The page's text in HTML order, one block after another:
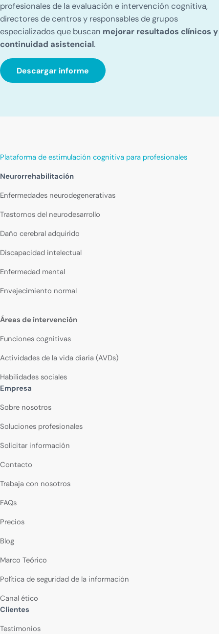
profesionales de la evaluación e intervención cognitiva,
directores de centros y responsables de grupos
especializados que buscan mejorar resultados clínicos y
continuidad asistencial.
Descargar informe
Plataforma de estimulación cognitiva para profesionales
Neurorrehabilitación
Enfermedades neurodegenerativas
Trastornos del neurodesarrollo
Daño cerebral adquirido
Discapacidad intelectual
Enfermedad mental
Envejecimiento normal
Áreas de intervención
Funciones cognitivas
Actividades de la vida diaria (AVDs)
Habilidades sociales
Empresa
Sobre nosotros
Soluciones profesionales
Solicitar información
Contacto
Trabaja con nosotros
FAQs
Precios
Blog
Marco Teórico
Política de seguridad de la información
Canal ético
Clientes
Testimonios